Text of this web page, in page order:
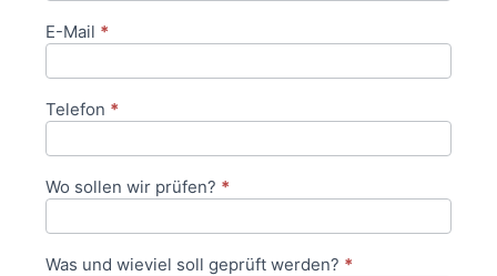
E-Mail *
Telefon *
Wo sollen wir prüfen? *
Was und wieviel soll geprüft werden? *